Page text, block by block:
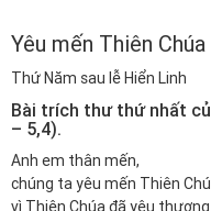
Yêu mến Thiên Chúa
Thứ Năm sau lễ Hiển Linh
Bài trích thư thứ nhất
– 5,4).
Anh em thân mến,
chúng ta yêu mến Thiên
vì Thiên Chúa đã yêu